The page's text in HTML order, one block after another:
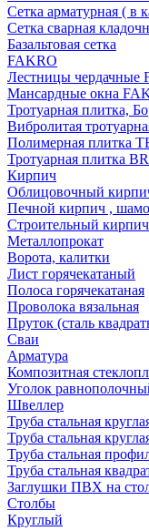
Сетка арматурная ( в
Сетка сварная
Базальтовая сетка
FAKRO
Лестницы чердачные
Мансардные окна
Тротуарная плитка,
Вибролитая
Полимерная плитка
Тротуарная плитка
Кирпич
Облицовочный
Печной кирпич ,
Строительный кирпич
Металлопрокат
Ворота, калитки
Лист горячекатаный
Полоса горячекатаная
Проволока вязальная
Пруток (сталь
Сваи
Арматура
Композитная
Уголок
Швеллер
Труба стальная
Труба стальная
Труба стальная
Труба стальная
Заглушки ПВХ на
Столбы
Круглый